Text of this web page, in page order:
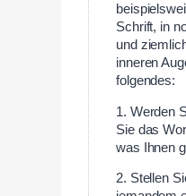
Schrift, in
und
inneren
folgendes:
1. Werden
Sie das
was Ihnen
2. Stellen